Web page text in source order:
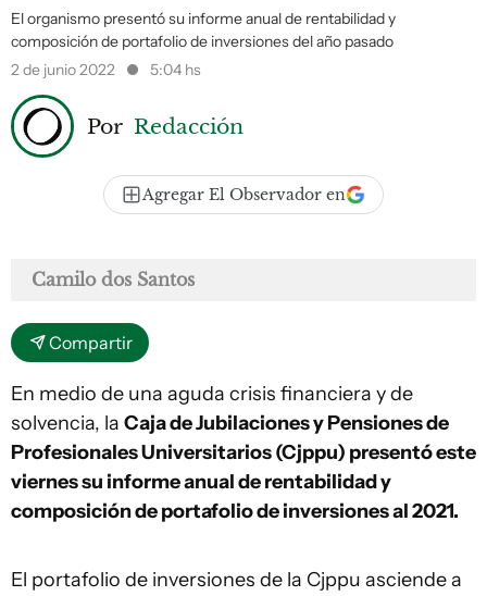
El organismo presentó su informe anual de rentabilidad y
composición de portafolio de inversiones del año pasado
2 de junio 2022
5:04 hs
Por Redacción
Agregar El Observador en
Camilo dos Santos
Compartir
En medio de una aguda crisis financiera y de
solvencia, la Caja de Jubilaciones y Pensiones de
Profesionales Universitarios (Cjppu) presentó este
viernes su informe anual de rentabilidad y
composición de portafolio de inversiones al 2021.
El portafolio de inversiones de la Cjppu asciende a